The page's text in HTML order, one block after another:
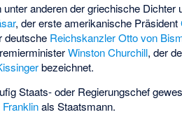
anderen der griechische
, der erste amerikanische Präsident
deutsche Reichskanzler Otto von
Winston Churchill, der
bezeichnet.
Staats- oder Regierungschef
als Staatsmann.